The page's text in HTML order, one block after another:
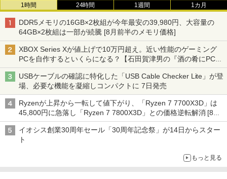
1時間 24時間 1週間 1カ月
DDR5メモリの16GB×2枚組が今年最安の39,980円、大容量の
64GB×2枚組は一部が続騰 [8月前半のメモリ価格]
XBOX Series Xが値上げで10万円超え。近い性能のゲーミング
PCを自作するといくらになる？【石田賀津男の『酒の肴にPCゲ
ーム』】
USBケーブルの確認に特化した「USB Cable Checker Lite」が登
場、必要な機能を凝縮しコンパクトに 7日発売
Ryzenが上昇から一転して値下がり、「Ryzen 7 7700X3D」は
45,800円に急落し「Ryzen 7 7800X3D」との価格逆転解消 [8月
前半のCPU価格]
イオシス創業30周年セール「30周年記念祭」が14日からスター
ト
もっと見る